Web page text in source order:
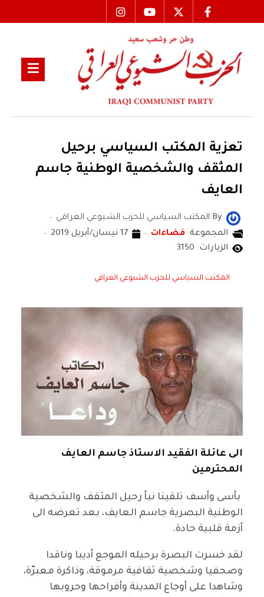
تعزية المكتب السياسي برحيل
المثقف والشخصية الوطنية جاسم
العايف
By المكتب السياسي للحزب الشيوعي العراقي
المجموعة: فضاءات
17 نيسان/أبريل 2019
الزيارات: 3150
المكتب السياسي للحزب الشيوعي العراقي
الى عائلة الفقيد الاستاذ جاسم العايف
المحترمين
بأسى وأسف تلقينا نبأ رحيل المثقف والشخصية
الوطنية البصرية جاسم العايف، بعد تعرضه الى
أزمة قلبية حادة.
لقد خسرت البصرة برحيله الموجع أديبا وناقدا
وصحفيا وشخصية ثقافية مرموقة، وذاكرة معبرّة،
وشاهدا على أوجاع المدينة وأفراحها وحروبها